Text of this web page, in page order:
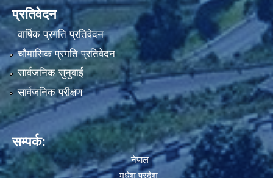
प्रतिवेदन
वार्षिक प्रगति प्रतिवेदन
चौमासिक प्रगति प्रतिवेदन
सार्वजनिक सुनुवाई
सार्वजनिक परीक्षण
सम्पर्क:
नेपाल
मधेश प्रदेश